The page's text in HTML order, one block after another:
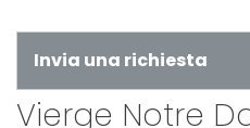
Invia una richiesta
Vierge Notre